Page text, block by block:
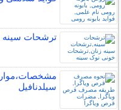
ترشحات
سیلدنافیل